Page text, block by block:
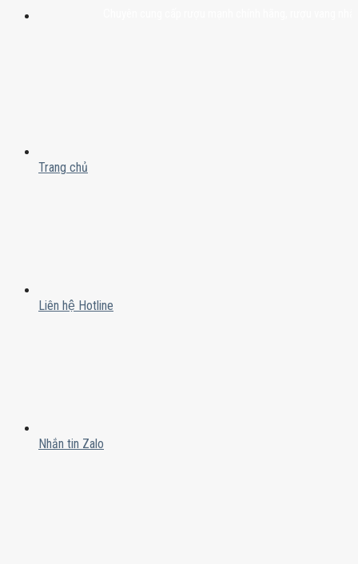
Trang chủ
Liên hệ Hotline
Nhắn tin Zalo